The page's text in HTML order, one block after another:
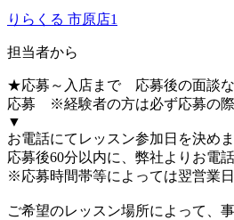
りらくる 市原店1
担当者から
★応募～入店まで 応募後の面談な
応募 ※経験者の方は必ず応募の際
▼
お電話にてレッスン参加日を決め
応募後60分以内に、弊社よりお電
※応募時間帯等によっては翌営業
ご希望のレッスン場所によって、